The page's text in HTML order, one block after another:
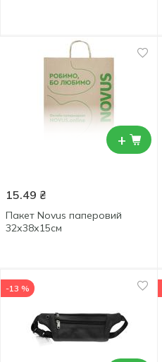
+
15.49 ₴
Пакет Novus паперовий
32х38х15см
-13 %